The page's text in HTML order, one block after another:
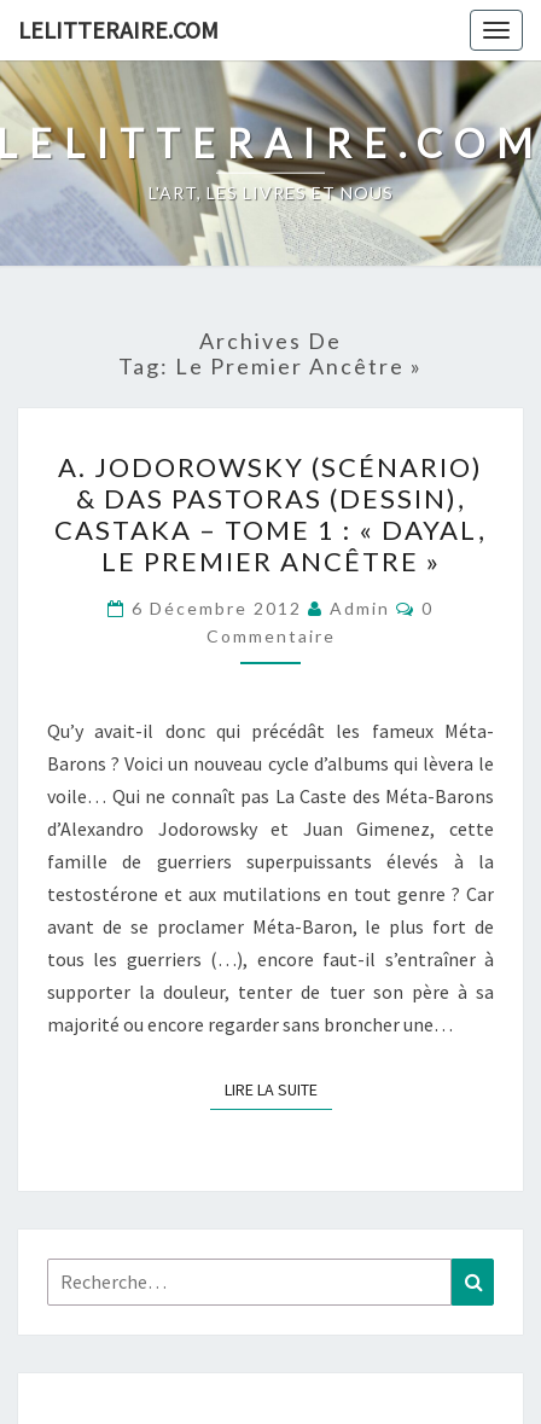
content
LELITTERAIRE.COM
L'ART, LES LIVRES ET NOUS
Archives De
Tag: Le Premier Ancêtre »
JODOROWSKY
(SCÉNARIO)
&
DAS
PASTORAS
(DESSIN),
CASTAKA
TOME
1
« DAYAL,
LE
PREMIER
ANCÊTRE »
A. JODOROWSKY (SCÉNARIO)
& DAS PASTORAS (DESSIN),
CASTAKA – TOME 1 : « DAYAL,
LE PREMIER ANCÊTRE »
6 Décembre 2012 Admin
0
Commentaire
Qu’y avait-il donc qui précédât les fameux Méta-
Barons ? Voici un nouveau cycle d’albums qui lèvera le
voile… Qui ne connaît pas La Caste des Méta-Barons
d’Alexandro Jodorowsky et Juan Gimenez, cette
famille de guerriers superpuissants élevés à la
testostérone et aux mutilations en tout genre ? Car
avant de se proclamer Méta-Baron, le plus fort de
tous les guerriers (…), encore faut-il s’entraîner à
supporter la douleur, tenter de tuer son père à sa
majorité ou encore regarder sans broncher une…
LIRE LA SUITELIRE LA SUITE
Rechercher :